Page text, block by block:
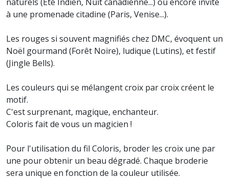
à une promenade citadine (Paris, Venise...).
Les rouges si souvent magnifiés chez DMC, évoquent un
Noël gourmand (Forêt Noire), ludique (Lutins), et festif
(Jingle Bells).
Les couleurs qui se mélangent croix par croix créent le
motif.
C'est surprenant, magique, enchanteur.
Coloris fait de vous un magicien !
Pour l'utilisation du fil Coloris, broder les croix une par
une pour obtenir un beau dégradé. Chaque broderie
sera unique en fonction de la couleur utilisée.